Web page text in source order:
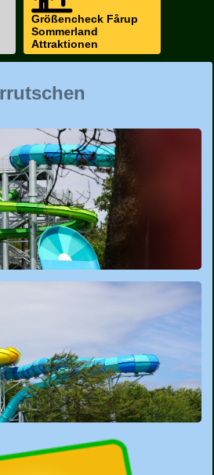
Größencheck Fårup
Sommerland
Attraktionen